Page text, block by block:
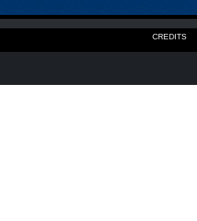
CREDITS